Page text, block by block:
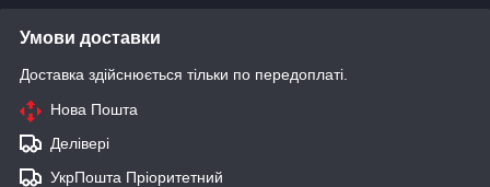
Умови доставки
Доставка здійснюється тільки по передоплаті.
Нова Пошта
Делівері
УкрПошта Пріоритетний